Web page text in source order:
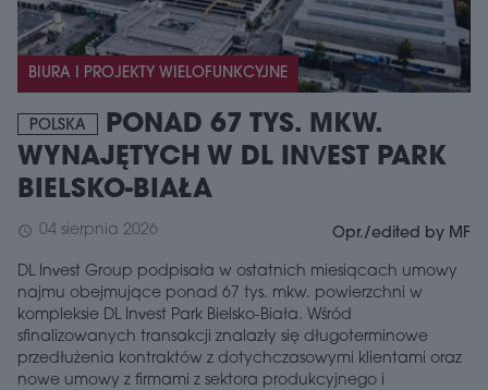
BIURA I PROJEKTY WIELOFUNKCYJNE
POLSKA
PONAD 67 TYS. MKW.
WYNAJĘTYCH W DL INVEST PARK
BIELSKO-BIAŁA
schedule 04 sierpnia 2026 Opr./edited by MF
DL Invest Group podpisała w ostatnich miesiącach umowy
najmu obejmujące ponad 67 tys. mkw. powierzchni w
kompleksie DL Invest Park Bielsko-Biała. Wśród
sfinalizowanych transakcji znalazły się długoterminowe
przedłużenia kontraktów z dotychczasowymi klientami oraz
nowe umowy z firmami z sektora produkcyjnego i